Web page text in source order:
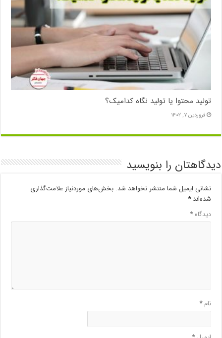
تولید محتوا یا تولید نگاه کدامیک؟
فروردین ۷, ۱۴۰۲
دیدگاهتان را بنویسید
نشانی ایمیل شما منتشر نخواهد شد. بخش‌های موردنیاز علامت‌گذاری
شده‌اند*
دیدگاه*
نام*